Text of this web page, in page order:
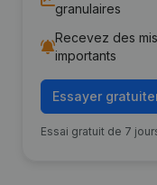
granulaires
Recevez des
importants
Essayer
Essai gratuit de 7